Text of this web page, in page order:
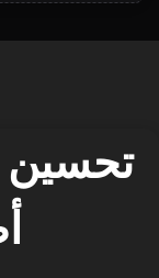
تحسين